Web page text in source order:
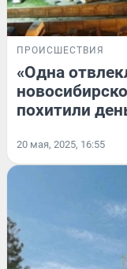
ПРОИСШЕСТВИЯ
«Одна
похитили
20 мая, 2025, 16:55